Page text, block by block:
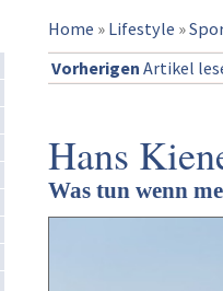
Home » Lifestyle »
Vorherigen Artikel
Hans
Was tun wenn